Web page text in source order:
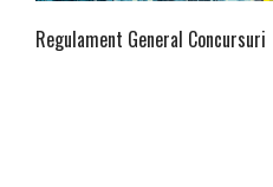
Regulament General Concursuri